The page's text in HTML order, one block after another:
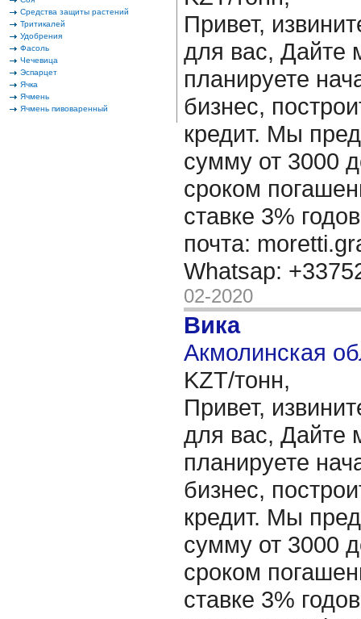
Средства защиты растений
Тритикалей
Удобрения
Фасоль
Чечевица
Эспарцет
Ячка
Ячмень
Ячмень пивоваренный
Привет,
для вас, Дайте
планируете
бизнес,
кредит. Мы
сумму от 3000
сроком
ставке 3%
почта:
Whatsap:
02-2020
Вика
Акмолинская
KZT/тонн,
Привет,
для вас, Дайте
планируете
бизнес,
кредит. Мы
сумму от 3000
сроком
ставке 3%